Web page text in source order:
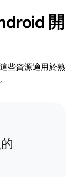
開
些資源適用於熟